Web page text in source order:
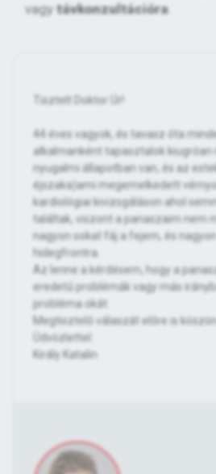
vagy távkonzultációra.
Tisztelt Doktor Úr!
44 éves vagyok, és tavasz óta
alkalmanként tapasztalok kiugróan
nyugalmi állapotban van, és az
éjszaka)ami megemelkedett
kardiológiai kivizsgáláson ahol
találtak, viszont a panaszaim nem
nagyon sokat fáj a fejem, és
hidegfrontra.
Az lenne a kérdésem, hogy a
eredetű problémák vagy más
probléma okát.
Megtisztelő válaszát előre is
Üdvözlettel:
Király Katalin